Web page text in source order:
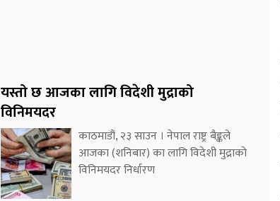
यस्तो छ आजका लागि विदेशी मुद्राको
विनिमयदर
काठमाडौं, २३ साउन । नेपाल राष्ट्र बैङ्कले
आजका (शनिबार) का लागि विदेशी मुद्राको
विनिमयदर निर्धारण